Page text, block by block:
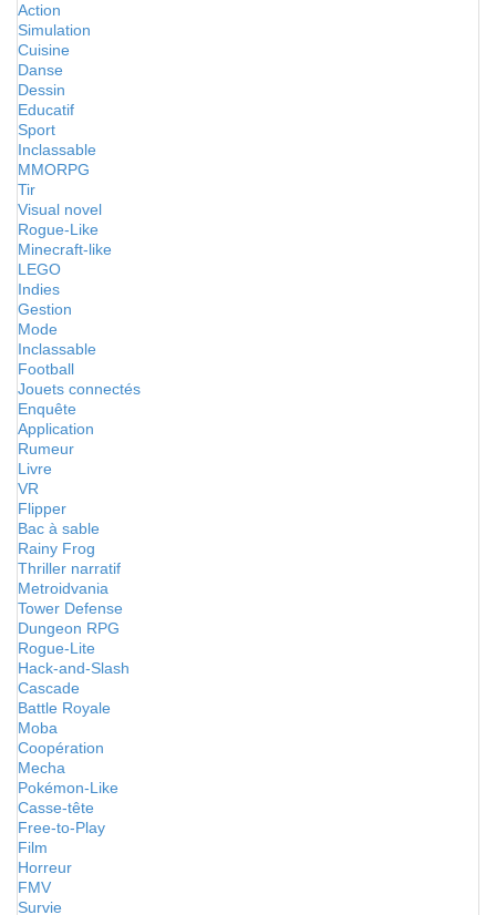
Action
Simulation
Cuisine
Danse
Dessin
Educatif
Sport
Inclassable
MMORPG
Tir
Visual novel
Rogue-Like
Minecraft-like
LEGO
Indies
Gestion
Mode
Inclassable
Football
Jouets connectés
Enquête
Application
Rumeur
Livre
VR
Flipper
Bac à sable
Rainy Frog
Thriller narratif
Metroidvania
Tower Defense
Dungeon RPG
Rogue-Lite
Hack-and-Slash
Cascade
Battle Royale
Moba
Coopération
Mecha
Pokémon-Like
Casse-tête
Free-to-Play
Film
Horreur
FMV
Survie